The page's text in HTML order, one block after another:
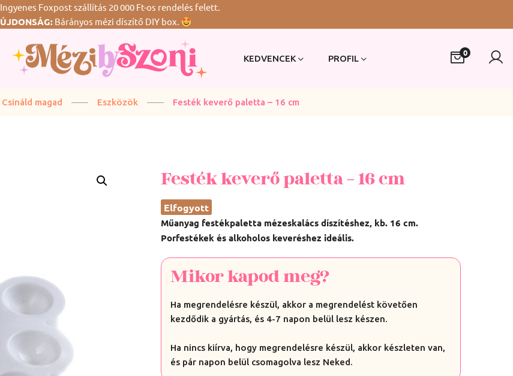
Ingyenes Foxpost szállítás 20 000 Ft-os rendelés felett.
ÚJDONSÁG:Bárányos mézi díszítő DIY box.
KEDVENCEK PROFIL
0
Csináld magad Eszközök Festék keverő paletta – 16 cm
Festék keverő paletta – 16 cm
Elfogyott
Műanyag festékpaletta mézeskalács díszítéshez, kb. 16 cm.
Porfestékek és alkoholos keveréshez ideális.
Mikor kapod meg?
Ha megrendelésre készül, akkor a megrendelést követően
kezdődik a gyártás, és 4-7 napon belül lesz készen.
Ha nincs kiírva, hogy megrendelésre készül, akkor készleten van,
és pár napon belül csomagolva lesz Neked.